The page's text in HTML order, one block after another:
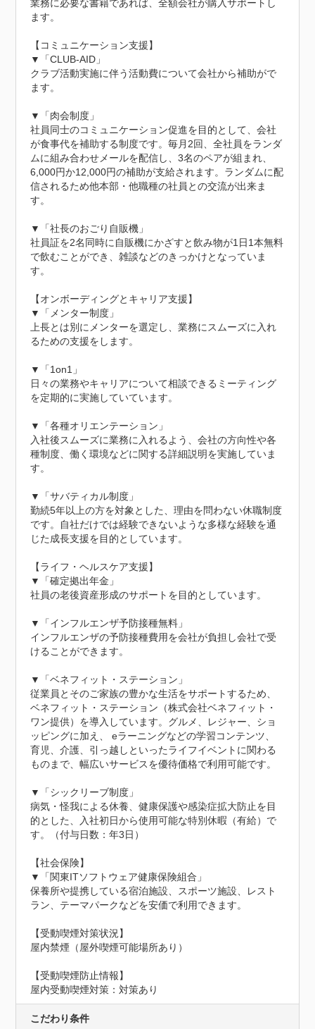
業務に必要な書籍であれば、全額会社が購入サポートし
ます。
【コミュニケーション支援】
▼「CLUB-AID」
クラブ活動実施に伴う活動費について会社から補助がで
ます。
▼「肉会制度」
社員同士のコミュニケーション促進を目的として、会社
が食事代を補助する制度です。毎月2回、全社員をランダ
ムに組み合わせメールを配信し、3名のペアが組まれ、
6,000円か12,000円の補助が支給されます。ランダムに配
信されるため他本部・他職種の社員との交流が出来ま
す。
▼「社長のおごり自販機」
社員証を2名同時に自販機にかざすと飲み物が1日1本無料
で飲むことができ、雑談などのきっかけとなっていま
す。
【オンボーディングとキャリア支援】
▼「メンター制度」
上長とは別にメンターを選定し、業務にスムーズに入れ
るための支援をします。
▼「1on1」
日々の業務やキャリアについて相談できるミーティング
を定期的に実施していています。
▼「各種オリエンテーション」
入社後スムーズに業務に入れるよう、会社の方向性や各
種制度、働く環境などに関する詳細説明を実施していま
す。
▼「サバティカル制度」
勤続5年以上の方を対象とした、理由を問わない休職制度
です。自社だけでは経験できないような多様な経験を通
じた成長支援を目的としています。
【ライフ・ヘルスケア支援】
▼「確定拠出年金」
社員の老後資産形成のサポートを目的としています。
▼「インフルエンザ予防接種無料」
インフルエンザの予防接種費用を会社が負担し会社で受
けることができます。
▼「ベネフィット・ステーション」
従業員とそのご家族の豊かな生活をサポートするため、
ベネフィット・ステーション（株式会社ベネフィット・
ワン提供）を導入しています。グルメ、レジャー、ショ
ッピングに加え、 eラーニングなどの学習コンテンツ、
育児、介護、引っ越しといったライフイベントに関わる
ものまで、幅広いサービスを優待価格で利用可能です。
▼「シックリーブ制度」
病気・怪我による休養、健康保護や感染症拡大防止を目
的とした、入社初日から使用可能な特別休暇（有給）で
す。（付与日数：年3日）
【社会保険】
▼「関東ITソフトウェア健康保険組合」
保養所や提携している宿泊施設、スポーツ施設、レスト
ラン、テーマパークなどを安価で利用できます。
【受動喫煙対策状況】
屋内禁煙（屋外喫煙可能場所あり）
【受動喫煙防止情報】
屋内受動喫煙対策：対策あり
こだわり条件